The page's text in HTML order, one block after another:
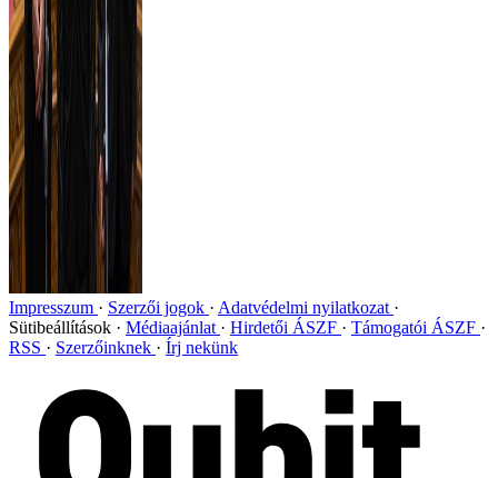
Impresszum Szerzői jogok
Adatvédelmi nyilatkozat
Sütibeállítások
Médiaajánlat Hirdetői ÁSZF
Támogatói ÁSZF
RSS
Szerzőinknek Írj nekünk